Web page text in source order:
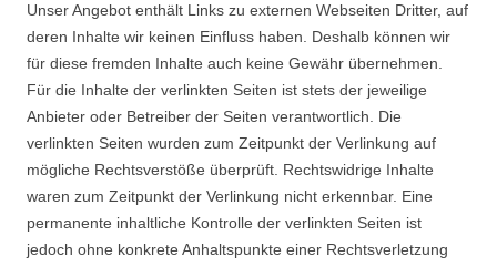
Unser Angebot enthält Links zu externen Webseiten Dritter, auf
deren Inhalte wir keinen Einfluss haben. Deshalb können wir
für diese fremden Inhalte auch keine Gewähr übernehmen.
Für die Inhalte der verlinkten Seiten ist stets der jeweilige
Anbieter oder Betreiber der Seiten verantwortlich. Die
verlinkten Seiten wurden zum Zeitpunkt der Verlinkung auf
mögliche Rechtsverstöße überprüft. Rechtswidrige Inhalte
waren zum Zeitpunkt der Verlinkung nicht erkennbar. Eine
permanente inhaltliche Kontrolle der verlinkten Seiten ist
jedoch ohne konkrete Anhaltspunkte einer Rechtsverletzung